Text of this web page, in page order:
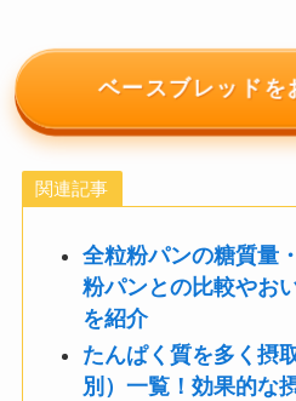
ベースブレッドを
関連記事
全粒粉パンの糖質量
粉パンとの比較やお
を紹介
たんぱく質を多く摂
別）一覧！効果的な